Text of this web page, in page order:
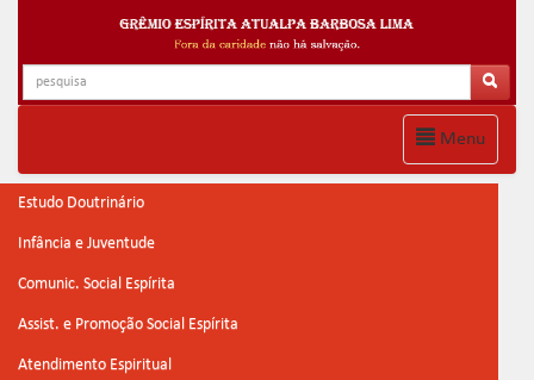
Menu
Estudo Doutrinário
Infância e Juventude
Comunic. Social Espírita
Assist. e Promoção Social Espírita
Atendimento Espiritual